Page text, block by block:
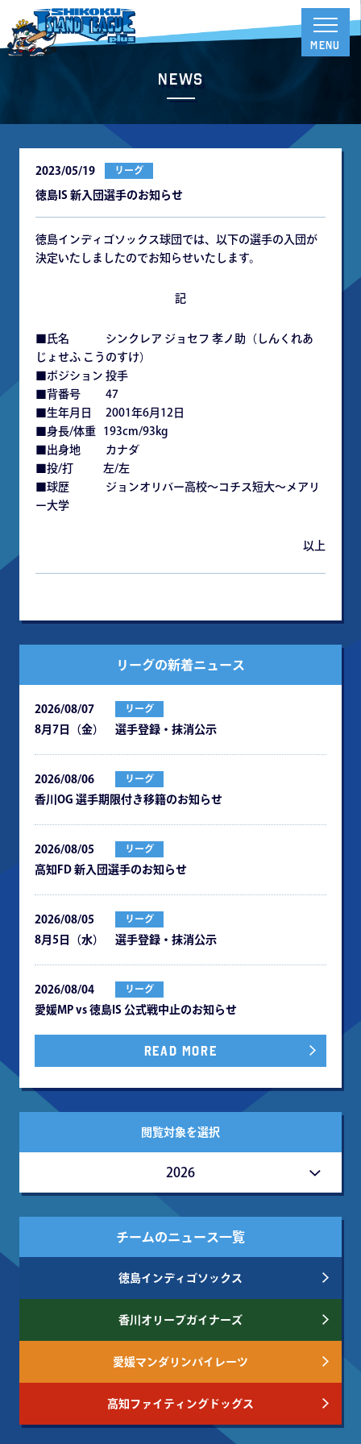
News
2023/05/19 リーグ
徳島IS 新入団選手のお知らせ
徳島インディゴソックス球団では、以下の選手の入団が
決定いたしましたのでお知らせいたします。
記
■氏名 シンクレア ジョセフ 孝ノ助（しんくれあ
じょせふ こうのすけ）
■ポジション 投手
■背番号 47
■生年月日 2001年6月12日
■身長/体重 193cm/93kg
■出身地 カナダ
■投/打 左/左
■球歴 ジョンオリバー高校～コチス短大～メアリ
ー大学
以上
リーグの新着ニュース
2026/08/07 リーグ
8月7日（金） 選手登録・抹消公示
2026/08/06 リーグ
⾹川OG 選⼿期限付き移籍のお知らせ
2026/08/05 リーグ
⾼知FD 新⼊団選⼿のお知らせ
2026/08/05 リーグ
8月5日（水） 選手登録・抹消公示
2026/08/04 リーグ
愛媛MP vs 徳島IS 公式戦中⽌のお知らせ
READ MORE
閲覧対象を選択
2026
チームのニュース一覧
徳島インディゴソックス
香川オリーブガイナーズ
愛媛マンダリンパイレーツ
高知ファイティングドッグス